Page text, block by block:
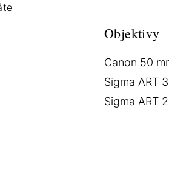
Objektivy
Canon 50
Sigma ART
Sigma ART